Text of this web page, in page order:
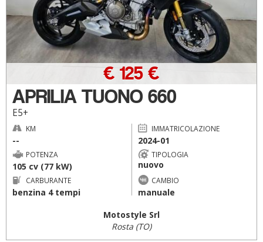
APRILIA TUONO 660
E5+
€ 125 €
KM
--
IMMATRICOLAZIONE
2024-01
POTENZA
105 cv (77 kW)
TIPOLOGIA
nuovo
CARBURANTE
benzina 4 tempi
CAMBIO
manuale
Motostyle Srl
Rosta (TO)